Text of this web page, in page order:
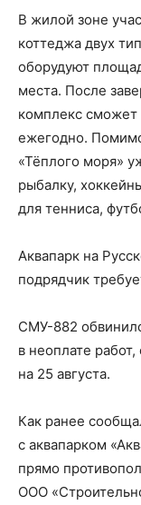
В жилой зоне
коттеджа двух
оборудуют
места. После
комплекс сможет
ежегодно.
«Тёплого моря»
рыбалку,
для тенниса,
Аквапарк на
подрядчик
СМУ-882
в неоплате
на 25 августа.
Как ранее
с аквапарком
прямо
ООО